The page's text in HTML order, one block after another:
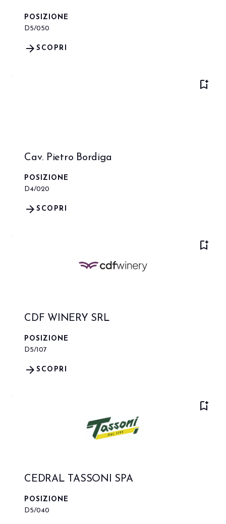
POSIZIONE
D5/050
SCOPRI
arrow_forward
bookmark_add
Cav. Pietro Bordiga
POSIZIONE
D4/020
SCOPRI
arrow_forward
bookmark_add
CDF WINERY SRL
POSIZIONE
D5/107
SCOPRI
arrow_forward
bookmark_add
CEDRAL TASSONI SPA
POSIZIONE
D5/040